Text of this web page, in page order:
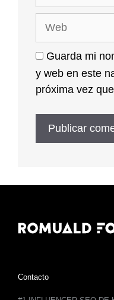
Guarda mi
y web en este
próxima vez
Contacto